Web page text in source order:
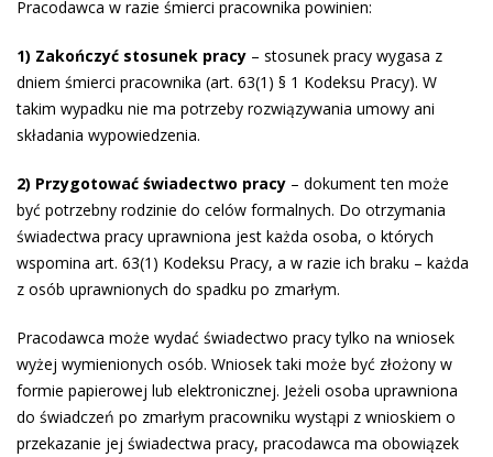
Pracodawca w razie śmierci pracownika powinien:
1) Zakończyć stosunek pracy – stosunek pracy wygasa z
dniem śmierci pracownika (art. 63(1) § 1 Kodeksu Pracy). W
takim wypadku nie ma potrzeby rozwiązywania umowy ani
składania wypowiedzenia.
2) Przygotować świadectwo pracy – dokument ten może
być potrzebny rodzinie do celów formalnych. Do otrzymania
świadectwa pracy uprawniona jest każda osoba, o których
wspomina art. 63(1) Kodeksu Pracy, a w razie ich braku – każda
z osób uprawnionych do spadku po zmarłym.
Pracodawca może wydać świadectwo pracy tylko na wniosek
wyżej wymienionych osób. Wniosek taki może być złożony w
formie papierowej lub elektronicznej. Jeżeli osoba uprawniona
do świadczeń po zmarłym pracowniku wystąpi z wnioskiem o
przekazanie jej świadectwa pracy, pracodawca ma obowiązek